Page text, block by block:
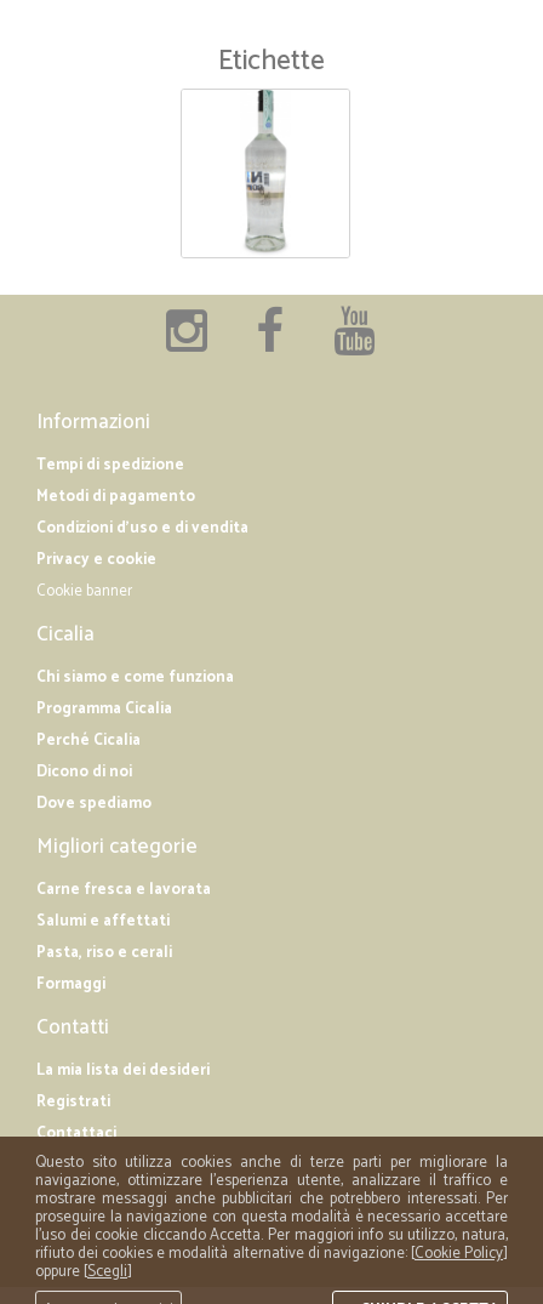
Etichette
Informazioni
Tempi di spedizione
Metodi di pagamento
Condizioni d'uso e di vendita
Privacy e cookie
Cookie banner
Cicalia
Chi siamo e come funziona
Programma Cicalia
Perché Cicalia
Dicono di noi
Dove spediamo
Migliori categorie
Carne fresca e lavorata
Salumi e affettati
Pasta, riso e cerali
Formaggi
Contatti
La mia lista dei desideri
Registrati
Contattaci
Questo sito utilizza cookies anche di terze parti per migliorare la
navigazione, ottimizzare l'esperienza utente, analizzare il traffico e
mostrare messaggi anche pubblicitari che potrebbero interessati. Per
proseguire la navigazione con questa modalità è necessario accettare
l'uso dei cookie cliccando Accetta. Per maggiori info su utilizzo, natura,
rifiuto dei cookies e modalità alternative di navigazione: [Cookie Policy]
oppure [Scegli]